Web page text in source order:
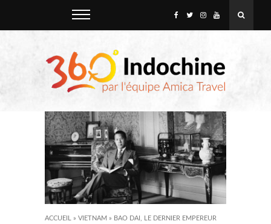
ACCUEIL » VIETNAM » BAO DAI, LE DERNIER EMPEREUR